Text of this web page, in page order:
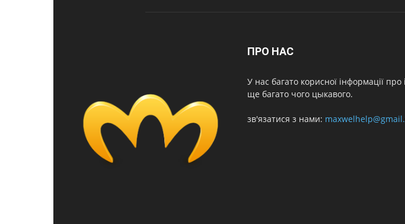
ПРО НАС
У нас багато корисної інформації
ще багато чого цыкавого.
зв'язатися з нами: